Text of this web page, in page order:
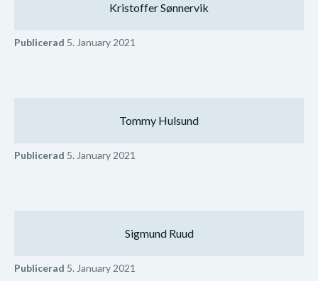
Kristoffer Sønnervik
Publicerad 5. January 2021
Tommy Hulsund
Publicerad 5. January 2021
Sigmund Ruud
Publicerad 5. January 2021